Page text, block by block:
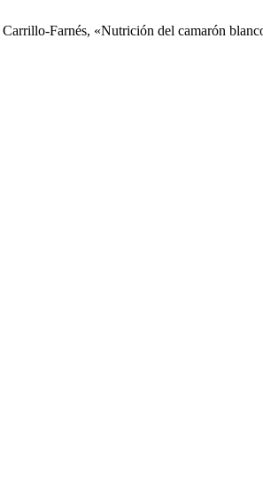
Farnés, «Nutrición del camarón